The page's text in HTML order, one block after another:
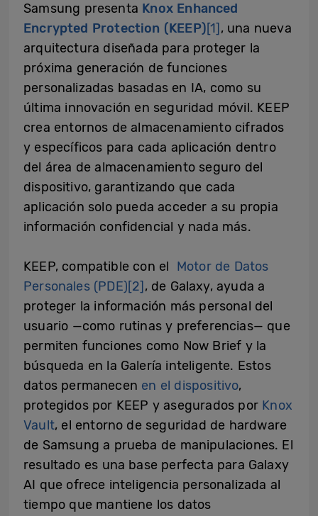
Samsung presenta Knox Enhanced
Encrypted Protection (KEEP)[1] ,una nueva
arquitectura diseñada para proteger la
próxima generación de funciones
personalizadas basadas en IA, como su
última innovación en seguridad móvil. KEEP
crea entornos de almacenamiento cifrados
y específicos para cada aplicación dentro
del área de almacenamiento seguro del
dispositivo, garantizando que cada
aplicación solo pueda acceder a su propia
información confidencial y nada más.
KEEP, compatible con el Motor de Datos
Personales (PDE)[2] , de Galaxy, ayuda a
proteger la información más personal del
usuario —como rutinas y preferencias— que
permiten funciones como Now Brief y la
búsqueda en la Galería inteligente. Estos
datos permanecen en el dispositivo,
protegidos por KEEP y asegurados por Knox
Vault, el entorno de seguridad de hardware
de Samsung a prueba de manipulaciones. El
resultado es una base perfecta para Galaxy
AI que ofrece inteligencia personalizada al
tiempo que mantiene los datos